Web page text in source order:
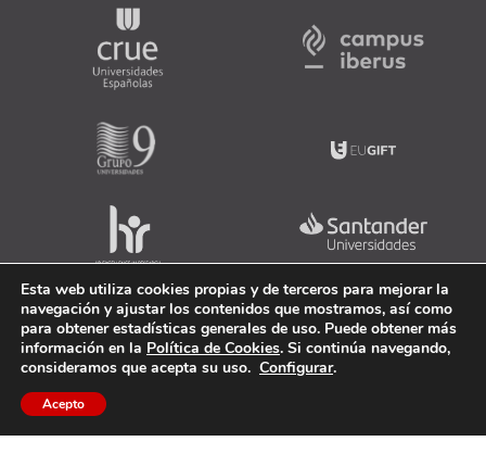
Esta web utiliza cookies propias y de terceros para mejorar la
navegación y ajustar los contenidos que mostramos, así como
para obtener estadísticas generales de uso. Puede obtener más
información en la Política de Cookies. Si continúa navegando,
consideramos que acepta su uso. Configurar.
Acepto